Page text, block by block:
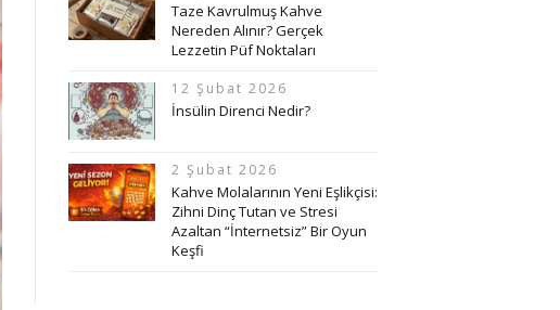
Taze Kavrulmuş Kahve
Nereden Alınır? Gerçek
Lezzetin Püf Noktaları
12 Şubat 2026
İnsülin Direnci Nedir?
2 Şubat 2026
Kahve Molalarının Yeni Eşlikçisi:
Zihni Dinç Tutan ve Stresi
Azaltan “İnternetsiz” Bir Oyun
Keşfi